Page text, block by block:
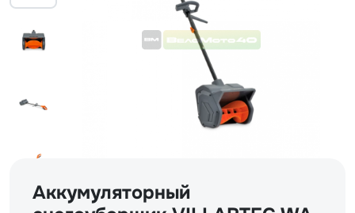
Аккумуляторный